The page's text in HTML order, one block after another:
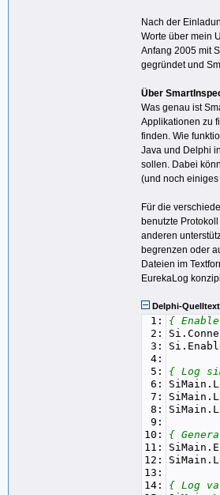
Nach der
Worte über mein
Anfang 2005 mit
gegründet und
Über
Was genau ist
Applikationen zu
finden. Wie
Java und Delphi
sollen. Dabei
(und noch einiges
Für die
benutzte
anderen
begrenzen oder
Dateien im
EurekaLog
Delphi-Quelltext
1:
2:
3:
4:
5:
6:
7:
8:
9:
10:
11:
12:
13:
14:
{
{ Log
{
{ Log